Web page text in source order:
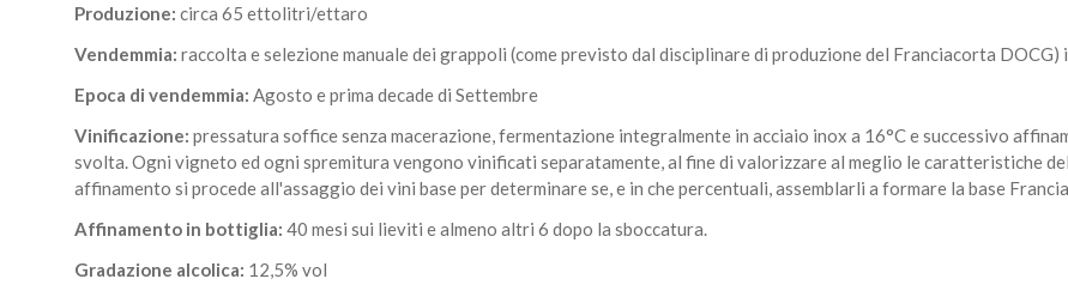
Produzione: circa 65 ettolitri/ettaro
Vendemmia: raccolta e selezione manuale dei grappoli (come previsto dal disciplinare di produzione del Franciacorta DOCG)
Epoca di vendemmia: Agosto e prima decade di Settembre
Vinificazione: pressatura soffice senza macerazione, fermentazione integralmente in acciaio inox a 16°C e successivo
svolta. Ogni vigneto ed ogni spremitura vengono vinificati separatamente, al fine di valorizzare al meglio le caratteristiche
affinamento si procede all'assaggio dei vini base per determinare se, e in che percentuali, assemblarli a formare la base
Affinamento in bottiglia: 40 mesi sui lieviti e almeno altri 6 dopo la sboccatura.
Gradazione alcolica: 12,5% vol